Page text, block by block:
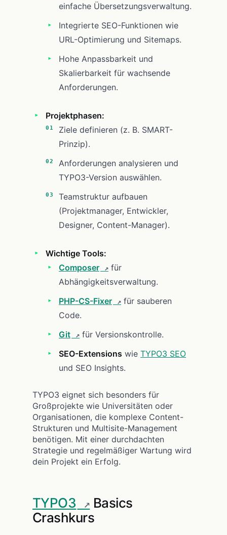
einfache Übersetzungsverwaltung.
Integrierte SEO-Funktionen wie
URL-Optimierung und Sitemaps.
Hohe Anpassbarkeit und
Skalierbarkeit für wachsende
Anforderungen.
Projektphasen:
Ziele definieren (z. B. SMART-
Prinzip).
Anforderungen analysieren und
TYPO3-Version auswählen.
Teamstruktur aufbauen
(Projektmanager, Entwickler,
Designer, Content-Manager).
Wichtige Tools:
Composer
für
Abhängigkeitsverwaltung.
PHP-CS-Fixer
für sauberen
Code.
Git
für Versionskontrolle.
SEO-Extensions wie TYPO3 SEO
und SEO Insights.
TYPO3 eignet sich besonders für
Großprojekte wie Universitäten oder
Organisationen, die komplexe Content-
Strukturen und Multisite-Management
benötigen. Mit einer durchdachten
Strategie und regelmäßiger Wartung wird
dein Projekt ein Erfolg.
TYPO3
Basics
Crashkurs